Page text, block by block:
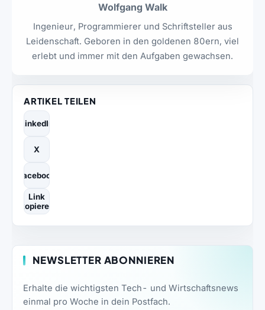
Wolfgang Walk
Ingenieur, Programmierer und Schriftsteller aus
Leidenschaft. Geboren in den goldenen 80ern, viel
erlebt und immer mit den Aufgaben gewachsen.
ARTIKEL TEILEN
LinkedIn
X
Facebook
Link
kopieren
NEWSLETTER ABONNIEREN
Erhalte die wichtigsten Tech- und Wirtschaftsnews
einmal pro Woche in dein Postfach.